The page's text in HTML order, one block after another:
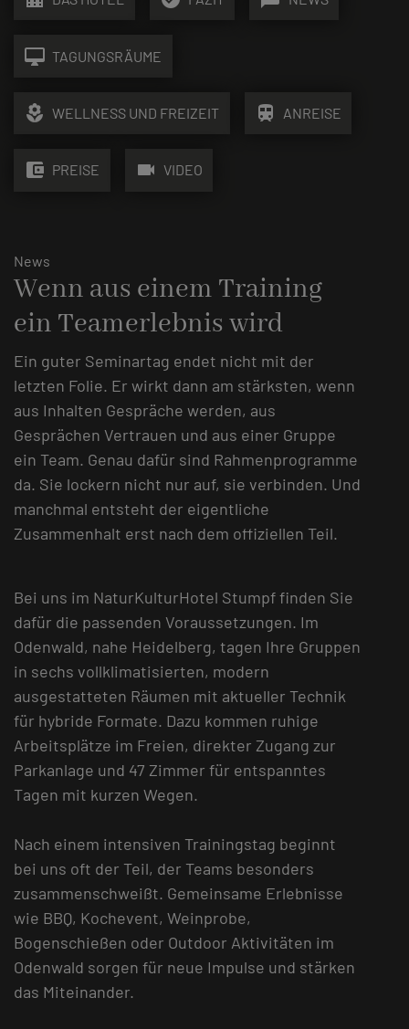
desktop_mac TAGUNGSRÄUME
local_florist WELLNESS UND FREIZEIT train ANREISE
account_balance_wallet PREISE videocam VIDEO
News
Wenn aus einem Training
ein Teamerlebnis wird
Ein guter Seminartag endet nicht mit der
letzten Folie. Er wirkt dann am stärksten, wenn
aus Inhalten Gespräche werden, aus
Gesprächen Vertrauen und aus einer Gruppe
ein Team. Genau dafür sind Rahmenprogramme
da. Sie lockern nicht nur auf, sie verbinden. Und
manchmal entsteht der eigentliche
Zusammenhalt erst nach dem offiziellen Teil.
Bei uns im NaturKulturHotel Stumpf finden Sie
dafür die passenden Voraussetzungen. Im
Odenwald, nahe Heidelberg, tagen Ihre Gruppen
in sechs vollklimatisierten, modern
ausgestatteten Räumen mit aktueller Technik
für hybride Formate. Dazu kommen ruhige
Arbeitsplätze im Freien, direkter Zugang zur
Parkanlage und 47 Zimmer für entspanntes
Tagen mit kurzen Wegen.
Nach einem intensiven Trainingstag beginnt
bei uns oft der Teil, der Teams besonders
zusammenschweißt. Gemeinsame Erlebnisse
wie BBQ, Kochevent, Weinprobe,
Bogenschießen oder Outdoor Aktivitäten im
Odenwald sorgen für neue Impulse und stärken
das Miteinander.